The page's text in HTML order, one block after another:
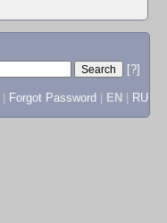
[?]
Forgot Password EN RU